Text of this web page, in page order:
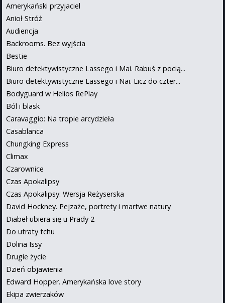
Amerykański przyjaciel
Anioł Stróż
Audiencja
Backrooms. Bez wyjścia
Bestie
Biuro detektywistyczne Lassego i Mai. Rabuś z pocią...
Biuro detektywistyczne Lassego i Nai. Licz do czter...
Bodyguard w Helios RePlay
Ból i blask
Caravaggio: Na tropie arcydzieła
Casablanca
Chungking Express
Climax
Czarownice
Czas Apokalipsy
Czas Apokalipsy: Wersja Reżyserska
David Hockney. Pejzaże, portrety i martwe natury
Diabeł ubiera się u Prady 2
Do utraty tchu
Dolina Issy
Drugie życie
Dzień objawienia
Edward Hopper. Amerykańska love story
Ekipa zwierzaków